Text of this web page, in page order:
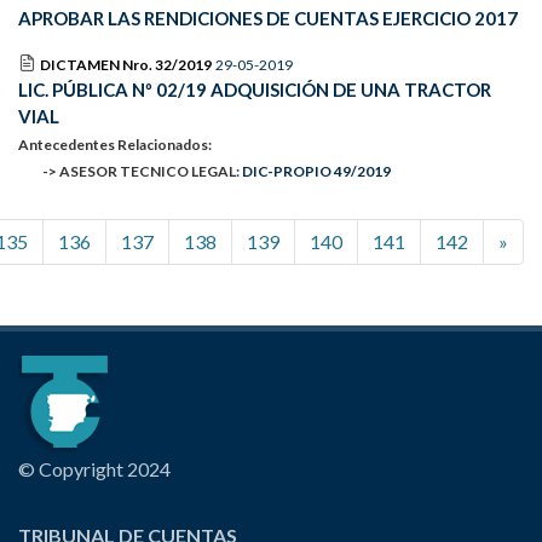
APROBAR LAS RENDICIONES DE CUENTAS EJERCICIO 2017
DICTAMEN Nro. 32/2019 29-05-2019
LIC. PÚBLICA Nº 02/19 ADQUISICIÓN DE UNA TRACTOR
VIAL
Antecedentes Relacionados:
-> ASESOR TECNICO LEGAL: DIC-PROPIO 49/2019
136 137 138 139 140 141 142 »
© Copyright 2024
TRIBUNAL DE CUENTAS